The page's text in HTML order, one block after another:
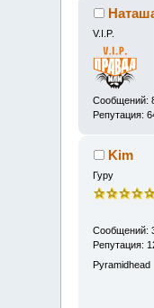
V.I.P.
Сообщений:
Репутация:
Kim
Гуру
Сообщений:
Репутация:
Pyramidhead